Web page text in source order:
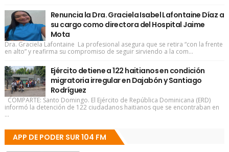
Renuncia la Dra. Graciela Isabel Lafontaine Díaz a
su cargo como directora del Hospital Jaime
Mota
Dra. Graciela Lafontaine La profesional asegura que se retira “con la frente
en alto” y reafirma su compromiso de seguir sirviendo a la com...
Ejército detiene a 122 haitianos en condición
migratoria irregular en Dajabón y Santiago
Rodríguez
COMPARTE: Santo Domingo. El Ejército de República Dominicana (ERD)
informó la detención de 122 ciudadanos haitianos que se encontraban en
...
APP DE PODER SUR 104 FM